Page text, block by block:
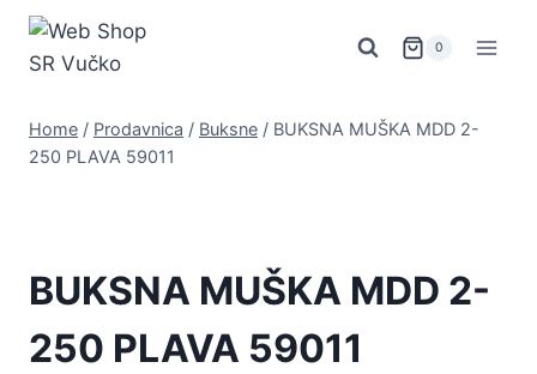
Skip
content
0
Home / Prodavnica / Buksne / BUKSNA MUŠKA MDD 2-
250 PLAVA 59011
BUKSNA MUŠKA MDD 2-
250 PLAVA 59011